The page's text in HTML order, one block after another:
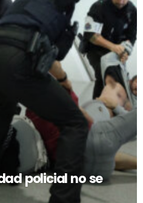
policial no se